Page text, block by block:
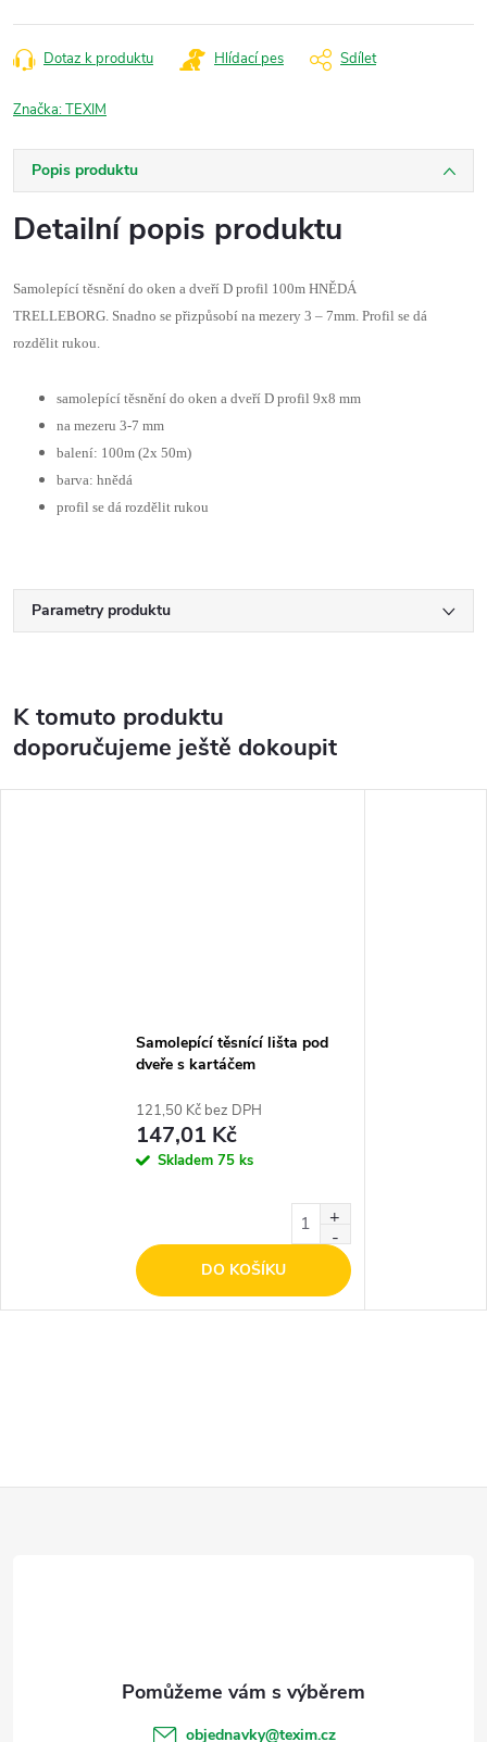
Dotaz k produktu Hlídací pes Sdílet
Značka:TEXIM
Popis produktu
Detailní popis produktu
Samolepící těsnění do oken a dveří D profil 100m HNĚDÁ
TRELLEBORG. Snadno se přizpůsobí na mezery 3 – 7mm. Profil se dá
rozdělit rukou.
samolepící těsnění do oken a dveří D profil 9x8 mm
na mezeru 3-7 mm
balení: 100m (2x 50m)
barva: hnědá
profil se dá rozdělit rukou
Parametry produktu
K tomuto produktu
doporučujeme ještě dokoupit
Samolepící těsnící lišta pod
dveře s kartáčem
121,50 Kč bez DPH
147,01 Kč
Skladem 75 ks
DO KOŠÍKU
objednavky@texim.cz